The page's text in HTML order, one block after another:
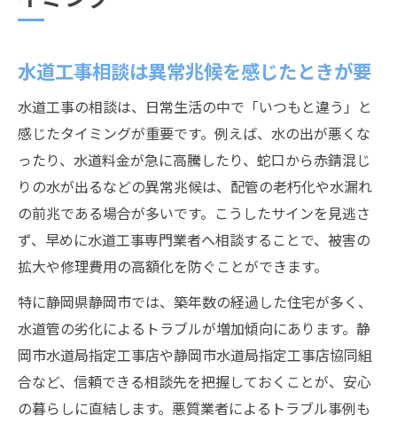
水道工事相談は異常兆候を感じたときが要
水道工事の相談は、日常生活の中で「いつもと違う」と
感じたタイミングが重要です。例えば、水の出が悪くな
ったり、水道料金が急に高騰したり、蛇口から赤錆混じ
りの水が出るなどの異常兆候は、配管の老朽化や水漏れ
の前兆である場合が多いです。こうしたサインを見逃さ
ず、早めに水道工事専門業者へ相談することで、被害の
拡大や修理費用の高額化を防ぐことができます。
特に静岡県静岡市では、築年数の経過した住宅が多く、
水道管の劣化によるトラブルが増加傾向にあります。静
岡市水道局指定工事店や静岡市水道局指定工事店協同組
合など、信頼できる相談先を把握しておくことが、安心
の暮らしに直結します。悪質業者によるトラブル事例も